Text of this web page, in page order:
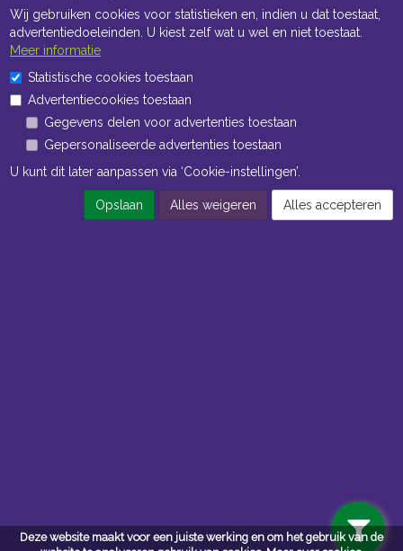
Deze website maakt voor een juiste werking en om het gebruik van de
Privacy
Wij gebruiken cookies voor statistieken en, indien u dat toestaat,
advertentiedoeleinden. U kiest zelf wat u wel en niet toestaat.
Meer informatie
Statistische cookies toestaan
Advertentiecookies toestaan
Gegevens delen voor advertenties toestaan
Gepersonaliseerde advertenties toestaan
U kunt dit later aanpassen via ‘Cookie-instellingen’.
Opslaan Alles weigeren Alles accepteren